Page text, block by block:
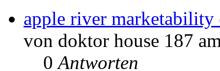
apple river marketability
von doktor house 187
0Antworten